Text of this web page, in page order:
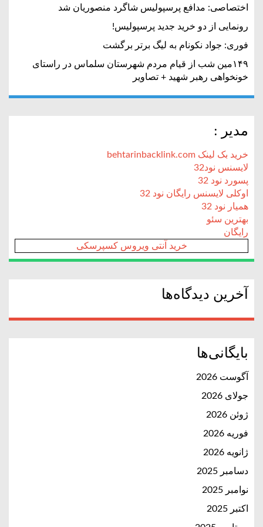
اختصاصی: مدافع پرسپولیس شاگرد منصوریان شد
رونمایی از دو خرید جدید پرسپولیس!
فوری: جواد نکونام به لیگ برتر برگشت
۱۴۹مین شب از قیام مردم شهرستان سلماس در راستای
خونخواهی رهبر شهید + تصاویر
مدیر :
خرید بک لینک behtarinbacklink.com
لایسنس نود32
پسورد نود 32
اوکلی لایسنس رایگان نود 32
همیار نود 32
بهترین سئو
رایگان
خرید آنتی ویروس کسپرسکی
آخرین دیدگاه‌ها
بایگانی‌ها
آگوست 2026
جولای 2026
ژوئن 2026
فوریه 2026
ژانویه 2026
دسامبر 2025
نوامبر 2025
اکتبر 2025